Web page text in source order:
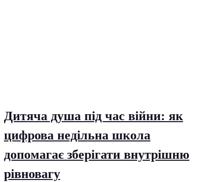
Дитяча душа під час війни: як
цифрова недільна школа
допомагає зберігати внутрішню
рівновагу